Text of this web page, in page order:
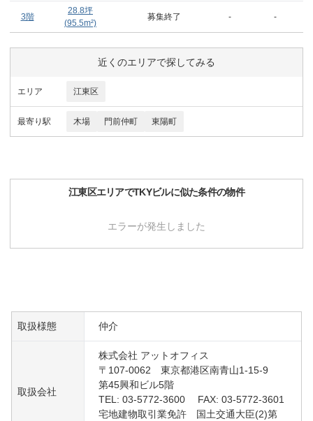
3階
28.8坪
(95.5m²)
募集終了 - -
近くのエリアで探してみる
エリア 江東区
最寄り駅 木場 門前仲町 東陽町
江東区エリアでTKYビルに似た条件の物件
エラーが発生しました
取扱様態 仲介
取扱会社
株式会社 アットオフィス
〒107-0062 東京都港区南青山1-15-9
第45興和ビル5階
TEL: 03-5772-3600 FAX: 03-5772-3601
宅地建物取引業免許 国土交通大臣(2)第